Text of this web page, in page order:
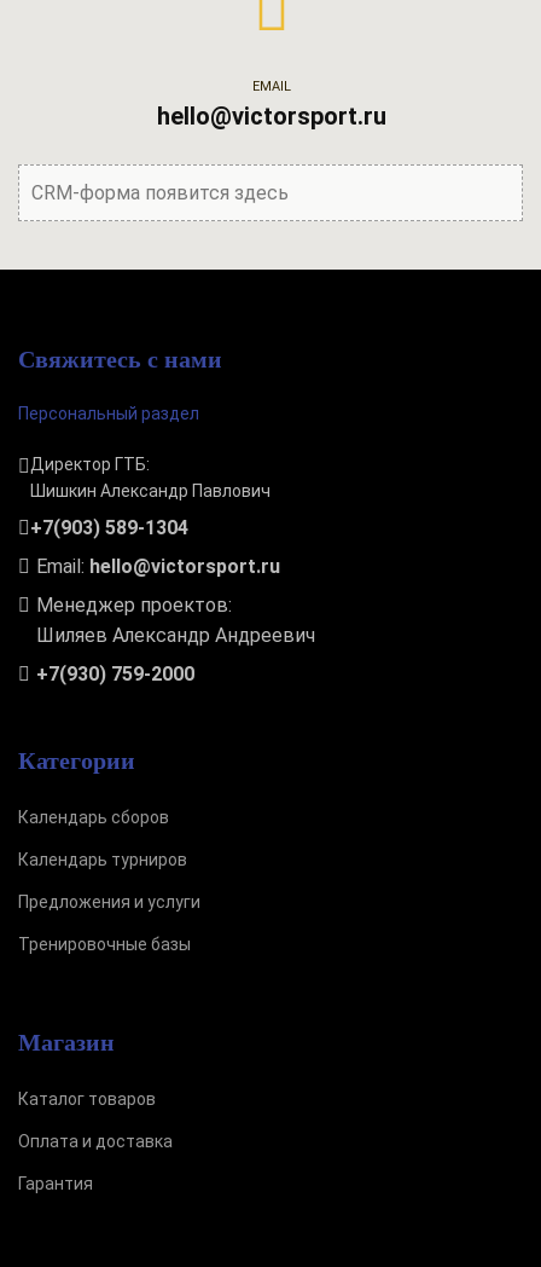
EMAIL
hello@victorsport.ru
CRM-форма появится здесь
Свяжитесь с нами
Персональный раздел
Директор ГТБ:
Шишкин Александр Павлович
+7(903) 589-1304
Email: hello@victorsport.ru
Менеджер проектов:
Шиляев Александр Андреевич
+7(930) 759-2000
Категории
Календарь сборов
Календарь турниров
Предложения и услуги
Тренировочные базы
Магазин
Каталог товаров
Оплата и доставка
Гарантия